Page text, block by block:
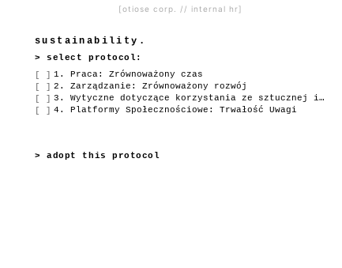
[otiose corp. // internal hr]
sustainability.
> select protocol:
[ ] 1. Praca: Zrównoważony czas
[ ] 2. Zarządzanie: Zrównoważony rozwój
[ ] 3. Wytyczne dotyczące korzystania ze sztucznej
[ ] 4. Platformy Społecznościowe: Trwałość Uwagi
> adopt this protocol